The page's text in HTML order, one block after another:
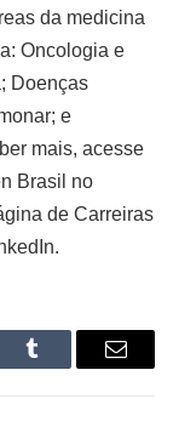
da medicina
Oncologia e
Doenças
e
mais, acesse
Brasil no
de Carreiras
Tumblr Email